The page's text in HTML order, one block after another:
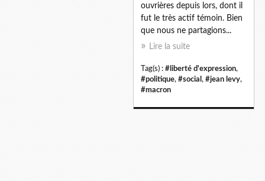
ouvrières depuis lors, dont il
fut le très actif témoin. Bien
que nous ne partagions...
Lire la suite
Tag(s) : #liberté d'expression,
#politique, #social , #jean levy,
#macron